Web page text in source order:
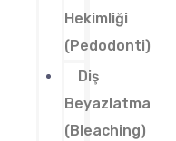
Hekimliği
(Pedodonti)
Diş
Beyazlatma
(Bleaching)